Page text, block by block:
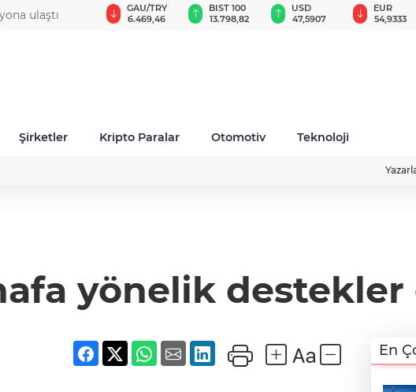
atama6.469,46
BIST 100
13.798,82
USD
47,5907
EUR
54,9333
GBP
64,1409
Şirketler Kripto Paralar Otomotiv Teknoloji
yönelik
En